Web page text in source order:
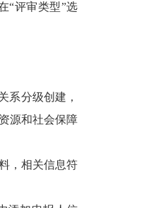
“评审类型”选
系分级创建，
源和社会保障
，相关信息符